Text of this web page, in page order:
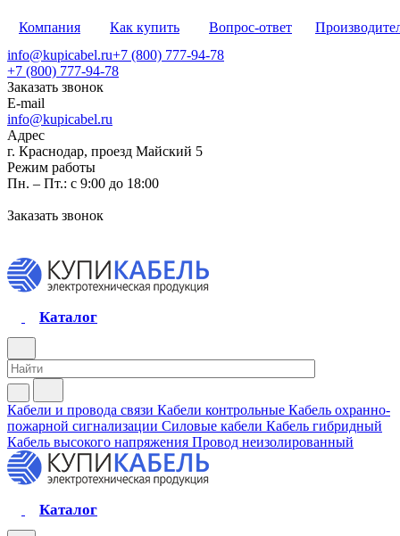
Компания Как купить Вопрос-ответ
info@kupicabel.ru+7 (800) 777-94-78
+7 (800) 777-94-78
Заказать звонок
E-mail
info@kupicabel.ru
Адрес
г. Краснодар, проезд Майский 5
Режим работы
Пн. – Пт.: с 9:00 до 18:00
Заказать звонок
Каталог
Кабели и провода связи Кабели контрольные Кабель охранно-
пожарной сигнализации Силовые кабели Кабель гибридный
Кабель высокого напряжения Провод неизолированный
Каталог